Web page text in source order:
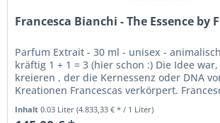
Francesca Bianchi - The Essence by
Parfum Extrait - 30 ml - unisex -
kräftig 1 + 1 = 3 (hier schon :) Die Idee
kreieren , der die Kernessenz oder DNA
Kreationen Francescas verkörpert.
Inhalt0.03 Liter(4.833,33 € * / 1 Liter)